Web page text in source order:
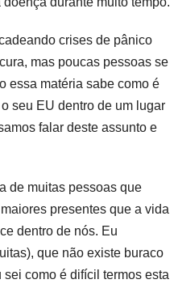
crises de pânico
mas poucas pessoas se
essa matéria sabe como é
seu EU dentro de um lugar
falar deste assunto e
de muitas pessoas que
presentes que a vida
dentro de nós. Eu
que não existe buraco
como é difícil termos esta